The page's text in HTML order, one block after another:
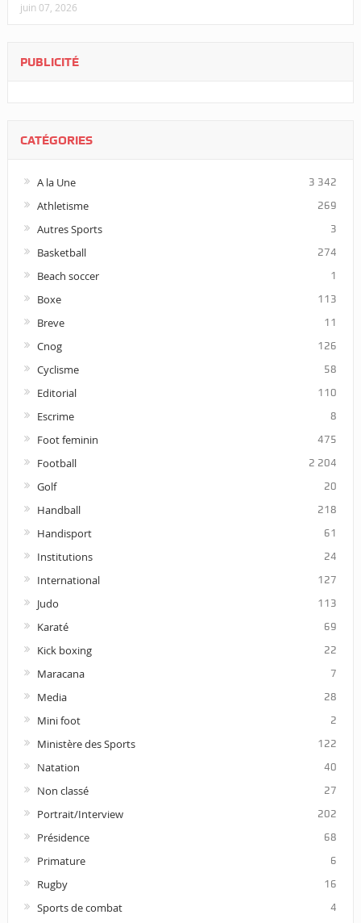
juin 07, 2026
PUBLICITÉ
CATÉGORIES
A la Une 3 342
Athletisme 269
Autres Sports 3
Basketball 274
Beach soccer 1
Boxe 113
Breve 11
Cnog 126
Cyclisme 58
Editorial 110
Escrime 8
Foot feminin 475
Football 2 204
Golf 20
Handball 218
Handisport 61
Institutions 24
International 127
Judo 113
Karaté 69
Kick boxing 22
Maracana 7
Media 28
Mini foot 2
Ministère des Sports 122
Natation 40
Non classé 27
Portrait/Interview 202
Présidence 68
Primature 6
Rugby 16
Sports de combat 4